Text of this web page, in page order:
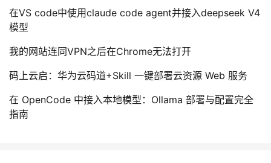
在VS code中使用claude code agent并接入deepseek V4
模型
我的网站连同VPN之后在Chrome无法打开
码上云启：华为云码道+Skill 一键部署云资源 Web 服务
在 OpenCode 中接入本地模型：Ollama 部署与配置完全
指南